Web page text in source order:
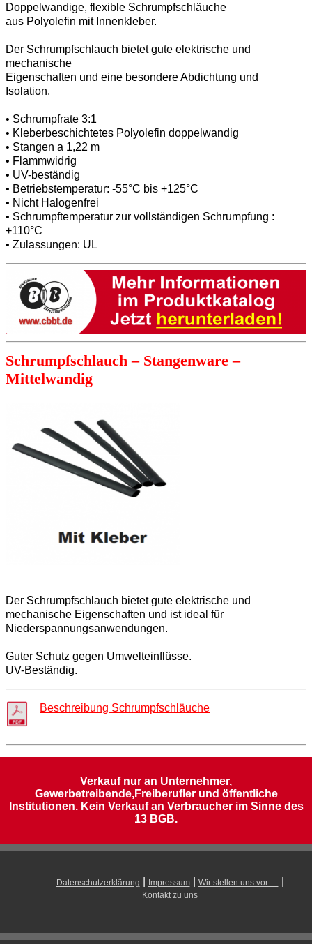
Doppelwandige, flexible Schrumpfschläuche
aus Polyolefin mit Innenkleber.
Der Schrumpfschlauch bietet gute elektrische und
mechanische
Eigenschaften und eine besondere Abdichtung und
Isolation.
• Schrumpfrate 3:1
• Kleberbeschichtetes Polyolefin doppelwandig
• Stangen a 1,22 m
• Flammwidrig
• UV-beständig
• Betriebstemperatur: -55°C bis +125°C
• Nicht Halogenfrei
• Schrumpftemperatur zur vollständigen Schrumpfung :
+110°C
• Zulassungen: UL
Schrumpfschlauch – Stangenware –
Mittelwandig
Der Schrumpfschlauch bietet gute elektrische und
mechanische Eigenschaften und ist ideal für
Niederspannungsanwendungen.
Guter Schutz gegen Umwelteinflüsse.
UV-Beständig.
Beschreibung Schrumpfschläuche
Verkauf nur an Unternehmer,
Gewerbetreibende,Freiberufler und öffentliche
Institutionen. Kein Verkauf an Verbraucher im Sinne des
13 BGB.
Datenschutzerklärung Impressum Wir stellen uns vor …
Kontakt zu uns